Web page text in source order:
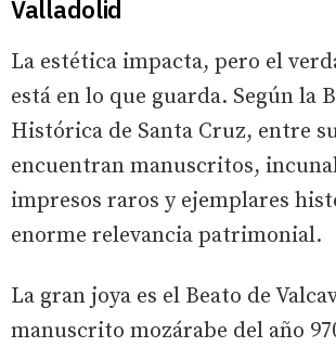
Valladolid
La estética impacta, pero el
está en lo que guarda. Según la
Histórica de Santa Cruz, entre
encuentran manuscritos,
impresos raros y ejemplares
enorme relevancia patrimonial.
La gran joya es el Beato de
manuscrito mozárabe del año